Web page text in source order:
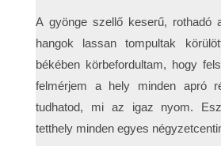
A gyönge szellő keserű, rothadó
hangok lassan tompultak
békében körbefordultam, hogy
felmérjem a hely minden apró
tudhatod, mi az igaz nyom.
tetthely minden egyes